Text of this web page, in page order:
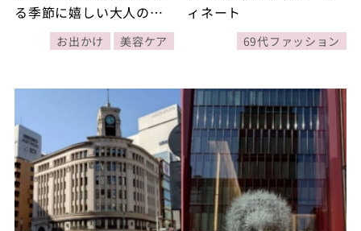
る季節に嬉しい大人の体
をいたわる旅
お出かけ 美容ケア
ィネート
69代ファッション